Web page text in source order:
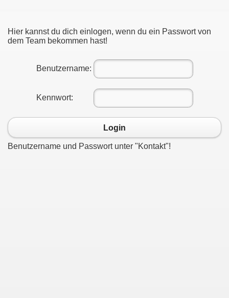
Hier kannst du dich einlogen, wenn du ein Passwort von
dem Team bekommen hast!
Benutzername:
Kennwort:
Login
Benutzername und Passwort unter "Kontakt"!